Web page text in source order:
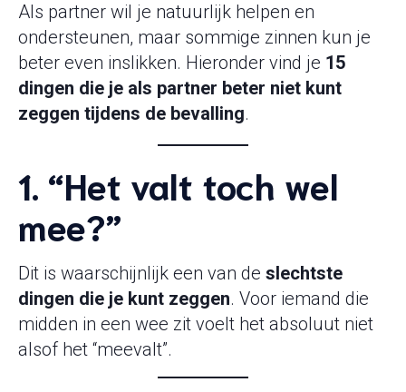
Als partner wil je natuurlijk helpen en
ondersteunen, maar sommige zinnen kun je
beter even inslikken. Hieronder vind je 15
dingen die je als partner beter niet kunt
zeggen tijdens de bevalling.
1. “Het valt toch wel
mee?”
Dit is waarschijnlijk een van de slechtste
dingen die je kunt zeggen. Voor iemand die
midden in een wee zit voelt het absoluut niet
alsof het “meevalt”.